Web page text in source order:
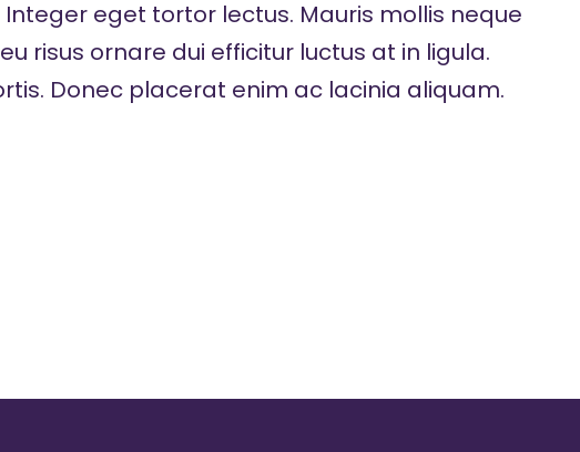
eget tortor lectus. Mauris mollis neque
risus ornare dui efficitur luctus at in ligula.
Donec placerat enim ac lacinia aliquam.